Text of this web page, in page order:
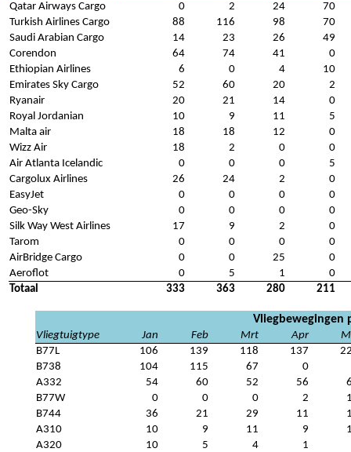
Qatar Airways Cargo
0 2 24
70
Turkish Airlines Cargo
88 116 98
70
Saudi Arabian Cargo
14 23 26
49
Corendon
64 74 41
0
Ethiopian Airlines
6 0 4
10
Emirates Sky Cargo
52 60 20
2
Ryanair
20 21 14
0
Royal Jordanian
10 9 11
5
Malta air
18 18 12
0
Wizz Air
18 2 0
0
Air Atlanta Icelandic
0 0 0
5
Cargolux Airlines
26 24 2
0
EasyJet
0 0 0
0
Geo-Sky
0 0 0
0
Silk Way West Airlines
17 9 2
0
Tarom
0 0 0
0
AirBridge Cargo
0 0 25
0
Aeroflot
0 5 1
0
Totaal
333 363 280 211
Vliegbewegingen
Vliegtuigtype Jan Feb Mrt Apr
B77L
106 139 118 137
B738
104 115 67
0
A332
54 60 52 56
B77W
0 0 0 2
B744
36 21 29 11
A310
10 9 11 9
A320
10 5 4
1